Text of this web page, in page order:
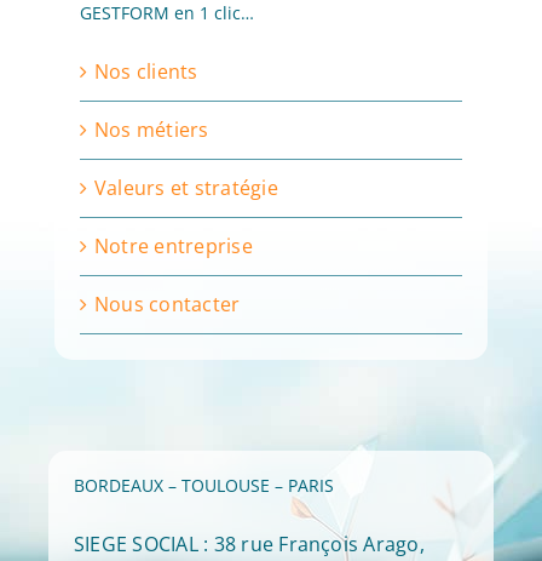
GESTFORM en 1 clic…
Nos clients
Nos métiers
Valeurs et stratégie
Notre entreprise
Nous contacter
BORDEAUX – TOULOUSE – PARIS
SIEGE SOCIAL : 38 rue François Arago,